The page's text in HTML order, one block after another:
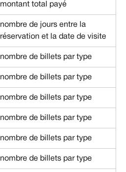
montant total payé
nombre de jours entre la
réservation et la date de visite
nombre de billets par type
nombre de billets par type
nombre de billets par type
nombre de billets par type
nombre de billets par type
nombre de billets par type